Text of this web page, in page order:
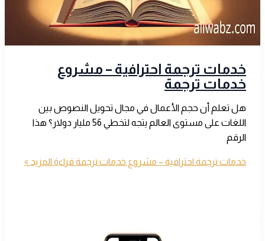
خدمات ترجمة احترافية – مشروع
خدمات ترجمة
هل تعلم أن حجم الأعمال في مجال تحويل النصوص بين
اللغات على مستوى العالم يتجه لتخطي 56 مليار دولار؟ هذا
الرقم
خدمات ترجمة احترافية – مشروع خدمات ترجمة قراءة المزيد »